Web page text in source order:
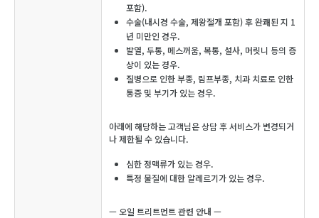
포함).
수술(내시경 수술, 제왕절개 포함) 후 완쾌된 지 1
년 미만인 경우.
발열, 두통, 메스꺼움, 복통, 설사, 머릿니 등의 증
상이 있는 경우.
질병으로 인한 부종, 림프부종, 치과 치료로 인한
통증 및 부기가 있는 경우.
아래에 해당하는 고객님은 상담 후 서비스가 변경되거
나 제한될 수 있습니다.
심한 정맥류가 있는 경우.
특정 물질에 대한 알레르기가 있는 경우.
— 오일 트리트먼트 관련 안내 —